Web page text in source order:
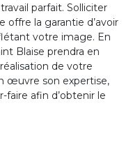
parfait. Solliciter
offre la garantie d’avoir
votre image. En
Blaise prendra en
de votre
œuvre son expertise,
faire afin d’obtenir le